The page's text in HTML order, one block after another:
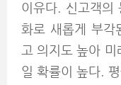
이유다. 신고객의
화로 새롭게 부각
고 의지도 높아 미
일 확률이 높다.